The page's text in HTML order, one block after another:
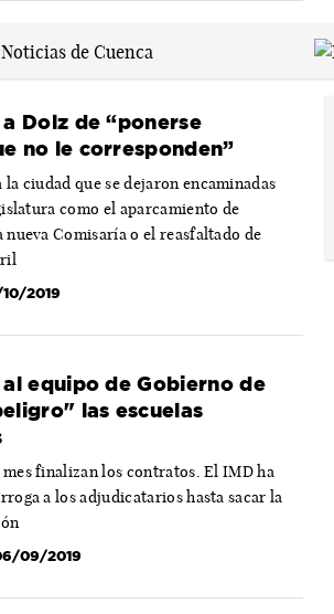
a Dolz de “ponerse
no le corresponden”
ciudad que se dejaron encaminadas
como el aparcamiento de
Comisaría o el reasfaltado de
2019
al equipo de Gobierno de
las escuelas
mes finalizan los contratos. El IMD ha
a los adjudicatarios hasta sacar la
09/2019